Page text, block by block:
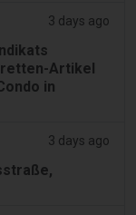
3 days ago
Artikel
in
3 days ago